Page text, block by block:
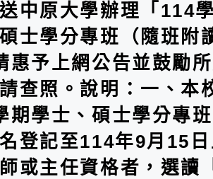
中原大學辦理「114
士學分專班（隨班附
惠予上網公告並鼓勵
查照。說明：一、本
期學士、碩士學分專
登記至114年9月15
或主任資格者，選讀